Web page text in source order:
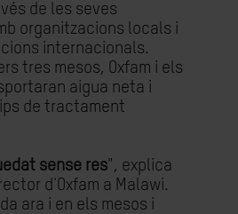
de les seves
organitzacions locals i
internacionals.
tres mesos, Oxfam i els
aigua neta i
de tractament
sense res", explica
d'Oxfam a Malawi.
ara i en els mesos i